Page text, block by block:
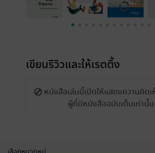
เขียนรีวิวและให้เรตติ้ง
หนังสือเล่มนี้เปิดให้แสดงความคิดเ
ผู้ที่มีหนังสือฉบับเต็มเท่านั้น